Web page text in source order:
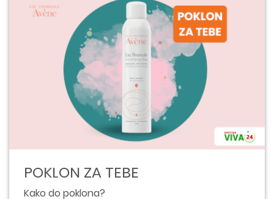
POKLON ZA TEBE
Kako do poklona?